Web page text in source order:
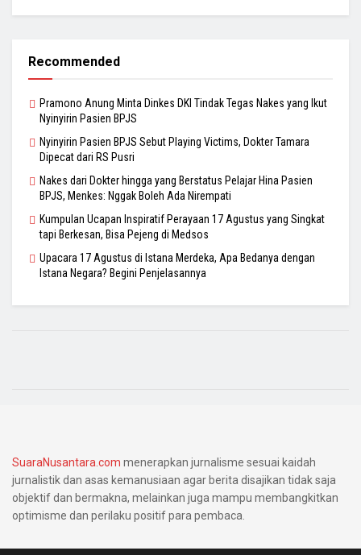
Recommended
Pramono Anung Minta Dinkes DKI Tindak Tegas Nakes yang Ikut
Nyinyirin Pasien BPJS
Nyinyirin Pasien BPJS Sebut Playing Victims, Dokter Tamara
Dipecat dari RS Pusri
Nakes dari Dokter hingga yang Berstatus Pelajar Hina Pasien
BPJS, Menkes: Nggak Boleh Ada Nirempati
Kumpulan Ucapan Inspiratif Perayaan 17 Agustus yang Singkat
tapi Berkesan, Bisa Pejeng di Medsos
Upacara 17 Agustus di Istana Merdeka, Apa Bedanya dengan
Istana Negara? Begini Penjelasannya
SuaraNusantara.com menerapkan jurnalisme sesuai kaidah
jurnalistik dan asas kemanusiaan agar berita disajikan tidak saja
objektif dan bermakna, melainkan juga mampu membangkitkan
optimisme dan perilaku positif para pembaca.